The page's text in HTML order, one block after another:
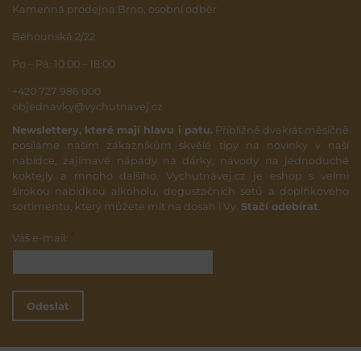
Kamenná prodejna Brno, osobní odběr
Běhounská 2/22
Po – Pá: 10:00 – 18:00
+420 727 986 000
objednavky@vychutnavej.cz
Newslettery, které mají hlavu i patu.Přibližně dvakrát měsíčně
posíláme našim zákazníkům skvělé tipy na novinky v naší
nabídce, zajímavé nápady na dárky, návody na jednoduché
koktejly a mnoho dalšího. Vychutnávej.cz je eshop s velmi
širokou nabídkou alkoholu, degustačních setů a doplňkového
sortimentu, který můžete mít na dosah i Vy. Stačí odebírat
Váš e-mail:
Odeslat